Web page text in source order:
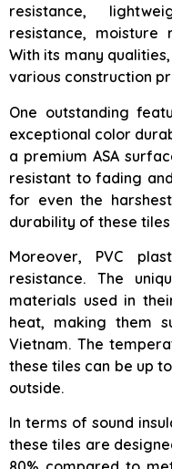
resistance,
resistance, moisture
With its many
various construction
One outstanding
exceptional color
a premium ASA
resistant to fading
for even the
durability of these
Moreover, PVC
resistance. The
materials used in
heat, making them
Vietnam. The
these tiles can be up
outside.
In terms of sound
these tiles are